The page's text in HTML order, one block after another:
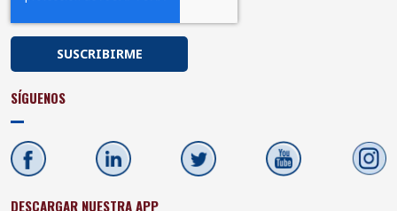
SÍGUENOS
DESCARGAR NUESTRA APP